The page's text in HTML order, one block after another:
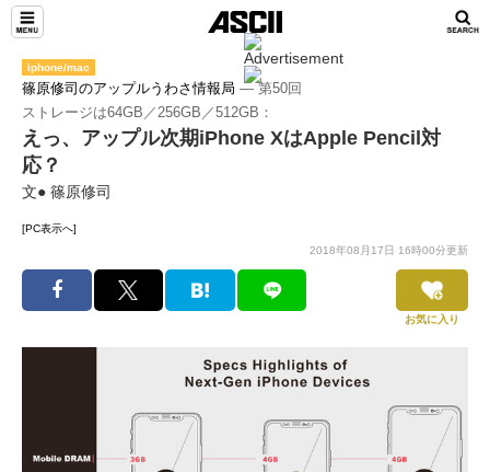
iphone/mac
篠原修司のアップルうわさ情報局 ― 第50回
ストレージは64GB／256GB／512GB：
えっ、アップル次期iPhone XはApple Pencil対
応？
文● 篠原修司
[PC表示へ]
2018年08月17日 16時00分更新
お気に入り